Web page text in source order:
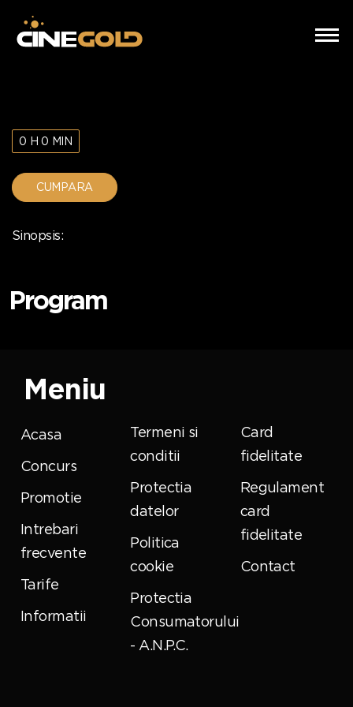
0 H 0 MIN
CUMPARA
Sinopsis:
Program
Meniu
Acasa
Concurs
Promotie
Intrebari
frecvente
Tarife
Informatii
Termeni si
conditii
Protectia
datelor
Politica
cookie
Protectia
Consumatorului
- A.N.P.C.
Card
fidelitate
Regulament
card
fidelitate
Contact